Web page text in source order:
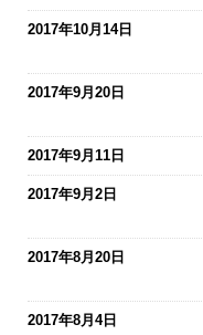
2017年10月14日
2017年9月20日
2017年9月11日
2017年9月2日
2017年8月20日
2017年8月4日